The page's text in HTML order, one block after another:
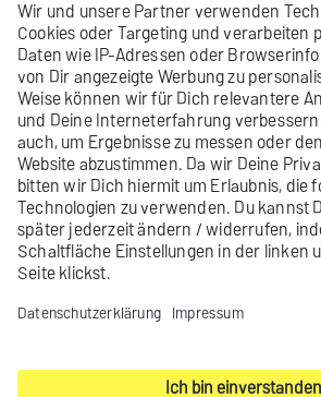
unterschiedliche Art.
Erfahre mehr
Nicht gefunden, was Du
Gib unsFeedback.
Datenschutz-